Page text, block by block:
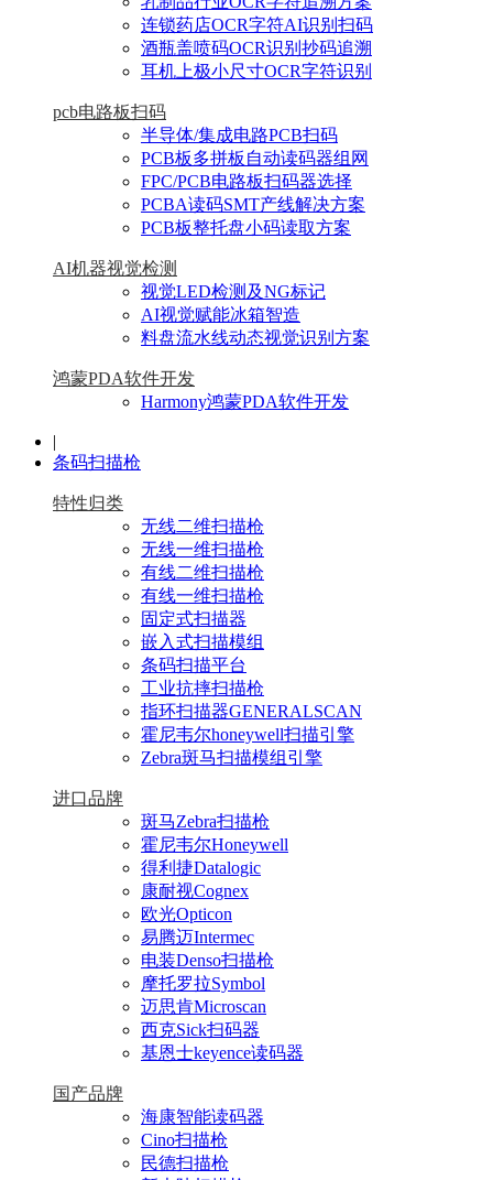
连锁药店OCR字符AI识别扫码
酒瓶盖喷码OCR识别抄码追溯
耳机上极小尺寸OCR字符识别
pcb电路板扫码
半导体/集成电路PCB扫码
PCB板多拼板自动读码器组网
FPC/PCB电路板扫码器选择
PCBA读码SMT产线解决方案
PCB板整托盘小码读取方案
AI机器视觉检测
视觉LED检测及NG标记
AI视觉赋能冰箱智造
料盘流水线动态视觉识别方案
鸿蒙PDA软件开发
Harmony鸿蒙PDA软件开发
|
条码扫描枪
特性归类
无线二维扫描枪
无线一维扫描枪
有线二维扫描枪
有线一维扫描枪
固定式扫描器
嵌入式扫描模组
条码扫描平台
工业抗摔扫描枪
指环扫描器GENERALSCAN
霍尼韦尔honeywell扫描引擎
Zebra斑马扫描模组引擎
进口品牌
斑马Zebra扫描枪
霍尼韦尔Honeywell
得利捷Datalogic
康耐视Cognex
欧光Opticon
易腾迈Intermec
电装Denso扫描枪
摩托罗拉Symbol
迈思肯Microscan
西克Sick扫码器
基恩士keyence读码器
国产品牌
海康智能读码器
Cino扫描枪
民德扫描枪